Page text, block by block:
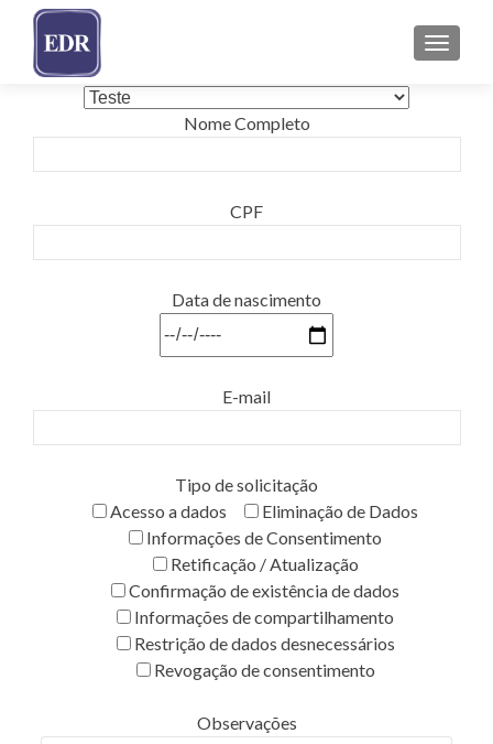
Nome Completo
CPF
Data de nascimento
E-mail
Tipo de solicitação
Acesso a dados
Eliminação de Dados
Informações de Consentimento
Retificação / Atualização
Confirmação de existência de dados
Informações de compartilhamento
Restrição de dados desnecessários
Revogação de consentimento
Observações